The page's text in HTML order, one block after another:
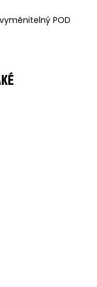
POD